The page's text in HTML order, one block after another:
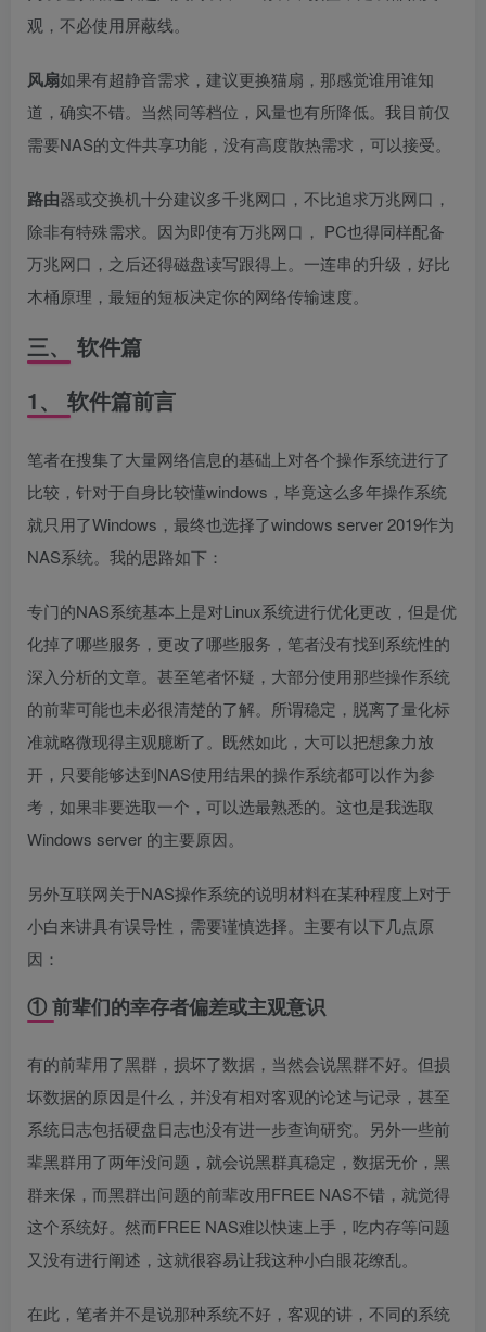
观，不必使用屏蔽线。
风扇如果有超静音需求，建议更换猫扇，那感觉谁用谁知
道，确实不错。当然同等档位，风量也有所降低。我目前仅
需要NAS的文件共享功能，没有高度散热需求，可以接受。
路由器或交换机十分建议多千兆网口，不比追求万兆网口，
除非有特殊需求。因为即使有万兆网口， PC也得同样配备
万兆网口，之后还得磁盘读写跟得上。一连串的升级，好比
木桶原理，最短的短板决定你的网络传输速度。
三、 软件篇
1、 软件篇前言
笔者在搜集了大量网络信息的基础上对各个操作系统进行了
比较，针对于自身比较懂windows，毕竟这么多年操作系统
就只用了Windows，最终也选择了windows server 2019作为
NAS系统。我的思路如下：
专门的NAS系统基本上是对Linux系统进行优化更改，但是优
化掉了哪些服务，更改了哪些服务，笔者没有找到系统性的
深入分析的文章。甚至笔者怀疑，大部分使用那些操作系统
的前辈可能也未必很清楚的了解。所谓稳定，脱离了量化标
准就略微现得主观臆断了。既然如此，大可以把想象力放
开，只要能够达到NAS使用结果的操作系统都可以作为参
考，如果非要选取一个，可以选最熟悉的。这也是我选取
Windows server 的主要原因。
另外互联网关于NAS操作系统的说明材料在某种程度上对于
小白来讲具有误导性，需要谨慎选择。主要有以下几点原
因：
① 前辈们的幸存者偏差或主观意识
有的前辈用了黑群，损坏了数据，当然会说黑群不好。但损
坏数据的原因是什么，并没有相对客观的论述与记录，甚至
系统日志包括硬盘日志也没有进一步查询研究。另外一些前
辈黑群用了两年没问题，就会说黑群真稳定，数据无价，黑
群来保，而黑群出问题的前辈改用FREE NAS不错，就觉得
这个系统好。然而FREE NAS难以快速上手，吃内存等问题
又没有进行阐述，这就很容易让我这种小白眼花缭乱。
在此，笔者并不是说那种系统不好，客观的讲，不同的系统